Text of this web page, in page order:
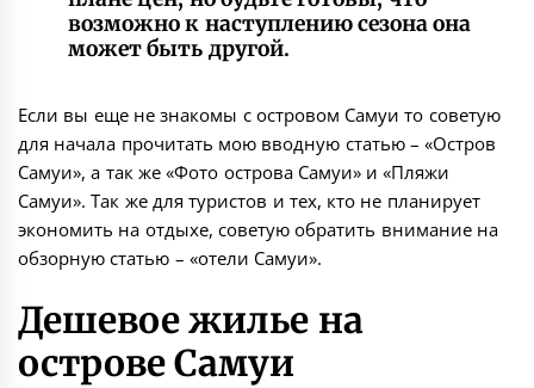
возможно к наступлению сезона она
может быть другой.
Если вы еще не знакомы с островом Самуи то советую
для начала прочитать мою вводную статью – «Остров
Самуи», а так же «Фото острова Самуи» и «Пляжи
Самуи». Так же для туристов и тех, кто не планирует
экономить на отдыхе, советую обратить внимание на
обзорную статью – «отели Самуи».
Дешевое жилье на
острове Самуи